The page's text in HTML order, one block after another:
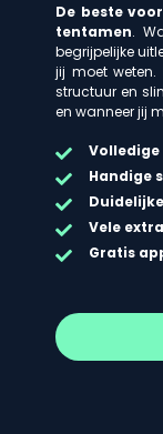
De beste
tentamen.
begrijpelijke
jij moet weten.
structuur en
en wanneer jij
Handige
Vele
Gratis